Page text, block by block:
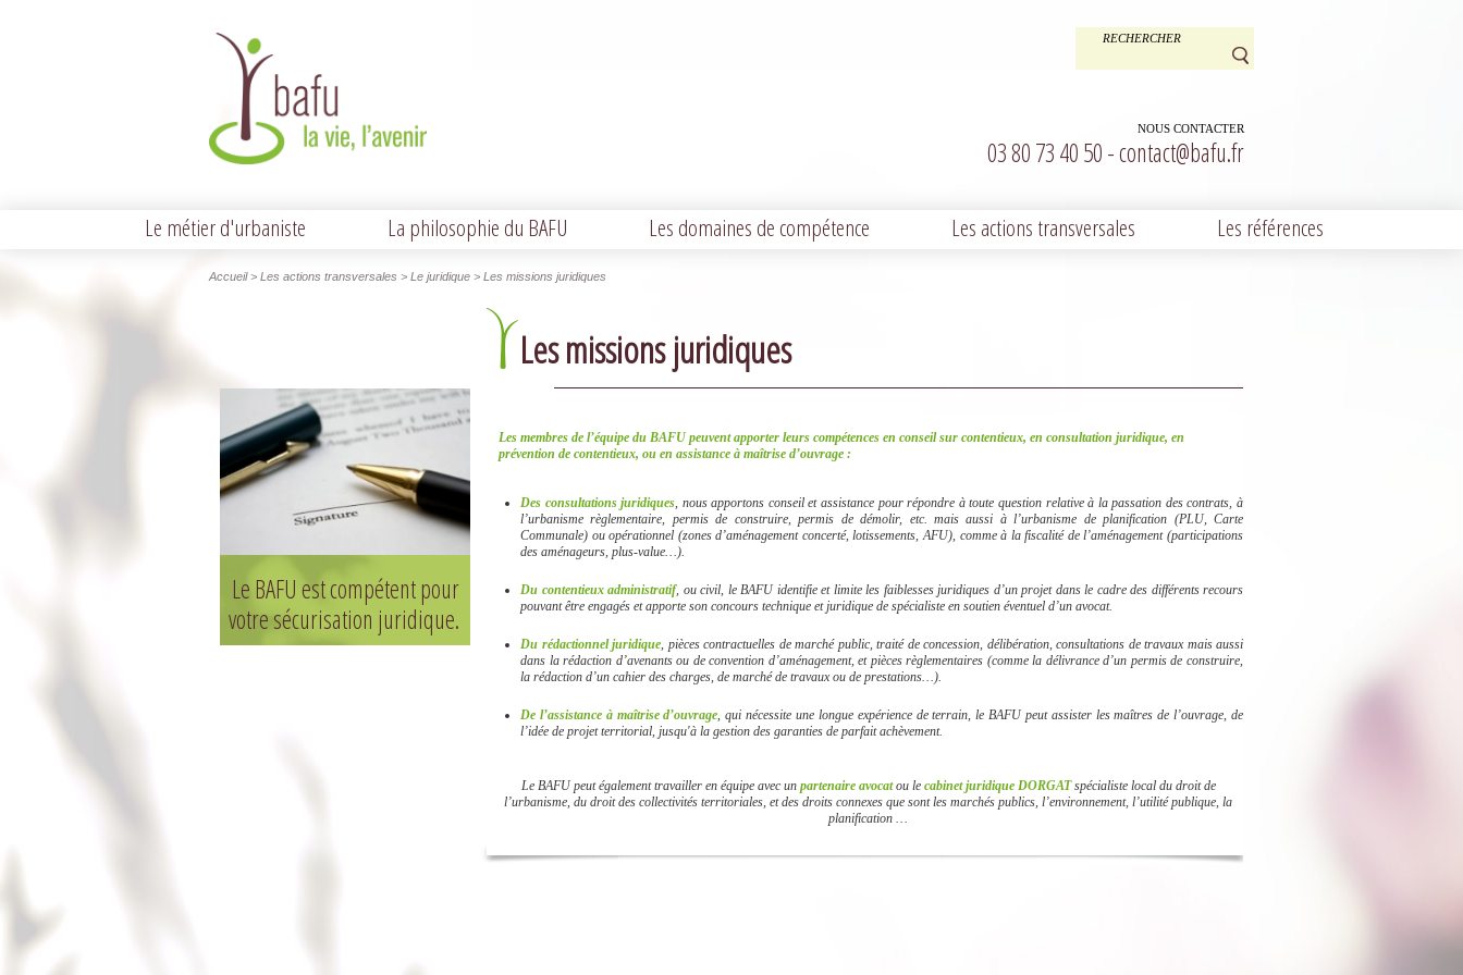
NOUS CONTACTER
03 80 73 40 50 -contact@bafu.fr
Le métier d'urbaniste La philosophie du BAFU Les domaines de compétence Les actions transversales Les références
Accueil> Les actions transversales > Le juridique > Les missions juridiques
Les missions juridiques
Le BAFU est compétent pour
votre sécurisation juridique.
Les membres de l’équipe du BAFU peuvent apporter leurs compétences en conseil sur contentieux, en consultation juridique, en
prévention de contentieux, ou en assistance à maîtrise d’ouvrage :
Des consultations juridiques , nous apportons conseil et assistance pour répondre à toute question relative à la passation des contrats, à
l’urbanisme règlementaire, permis de construire, permis de démolir, etc. mais aussi à l’urbanisme de planification (PLU, Carte
Communale) ou opérationnel (zones d’aménagement concerté, lotissements, AFU), comme à la fiscalité de l’aménagement (participations
des aménageurs, plus-value…).
Du contentieux administratif, ou civil, le BAFU identifie et limite les faiblesses juridiques d’un projet dans le cadre des différents recours
pouvant être engagés et apporte son concours technique et juridique de spécialiste en soutien éventuel d’un avocat.
Du rédactionnel juridique , pièces contractuelles de marché public, traité de concession, délibération, consultations de travaux mais aussi
dans la rédaction d’avenants ou de convention d’aménagement, et pièces règlementaires (comme la délivrance d’un permis de construire,
la rédaction d’un cahier des charges, de marché de travaux ou de prestations…).
De l’assistance à maîtrise d’ouvrage , qui nécessite une longue expérience de terrain, le BAFU peut assister les maîtres de l’ouvrage, de
l’idée de projet territorial, jusqu'à la gestion des garanties de parfait achèvement.
Le BAFU peut également travailler en équipe avec un partenaire avocatou le cabinet juridique DORGATspécialiste local du droit de
l’urbanisme, du droit des collectivités territoriales, et des droits connexes que sont les marchés publics, l’environnement, l’utilité publique, la
planification …